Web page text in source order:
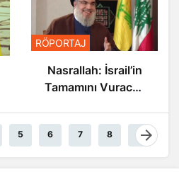
RÖPORTAJ
Nasrallah: İsrail’in
Tamamını Vuracak
5 6 7 8 9